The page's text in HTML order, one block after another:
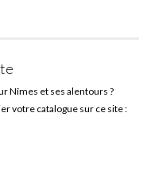
Nîmes et ses alentours ?
votre catalogue sur ce site :